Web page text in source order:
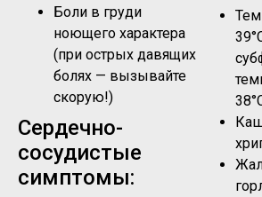
Боли в груди
ноющего характера
(при острых давящих
болях — вызывайте
скорую!)
Сердечно-
сосудистые
симптомы: